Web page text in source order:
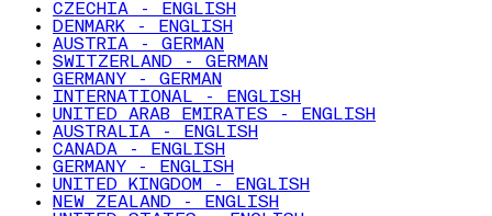
CZECHIA - ENGLISH
DENMARK - ENGLISH
AUSTRIA - GERMAN
SWITZERLAND - GERMAN
GERMANY - GERMAN
INTERNATIONAL - ENGLISH
UNITED ARAB EMIRATES - ENGLISH
AUSTRALIA - ENGLISH
CANADA - ENGLISH
GERMANY - ENGLISH
UNITED KINGDOM - ENGLISH
NEW ZEALAND - ENGLISH